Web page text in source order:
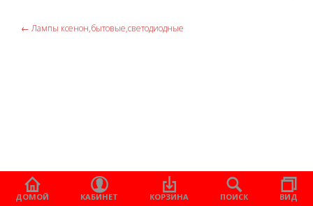
←Лампы ксенон,бытовые,светодиодные
ДОМОЙ КАБИНЕТ КОРЗИНА ПОИСК ВИД